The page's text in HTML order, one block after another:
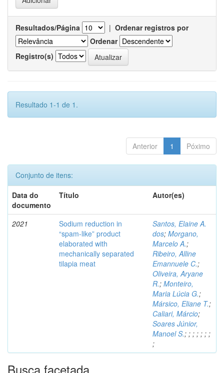
Resultados/Página | Ordenar registros por
Ordenar
Registro(s)
Resultado 1-1 de 1.
Anterior 1 Póximo
Conjunto de itens:
Data do
documento
Título Autor(es)
2021
Sodium reduction in
“spam-like” product
elaborated with
mechanically separated
tilapia meat
Santos, Elaine A.
dos; Morgano,
Marcelo A.;
Ribeiro, Alline
Emannuele C.;
Oliveira, Aryane
R.; Monteiro,
Maria Lúcia G.;
Mársico, Eliane T.;
Caliari, Márcio;
Soares Júnior,
Manoel S.; ; ; ; ; ; ;
;
Busca facetada